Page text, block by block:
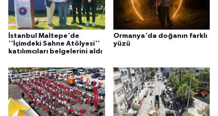
İstanbul Maltepe'de
''İçimdeki Sahne Atölyesi''
katılımcıları belgelerini aldı
Ormanya'da doğanın farklı
yüzü